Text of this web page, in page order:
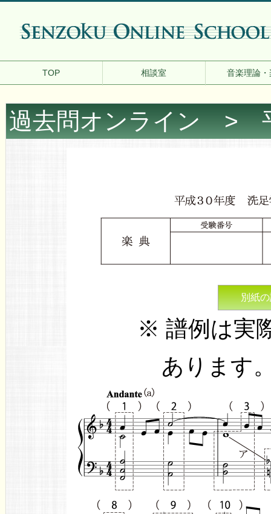
TOP 相談室 音楽理論
過去問オンライン> 平
別紙
※ 譜例は実
あります